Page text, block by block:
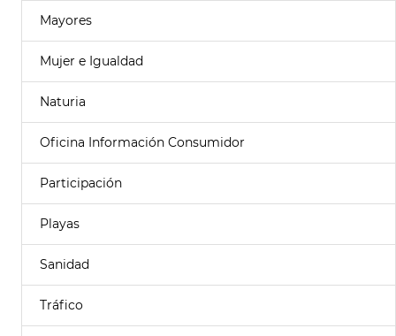
Mayores
Mujer e Igualdad
Naturia
Oficina Información Consumidor
Participación
Playas
Sanidad
Tráfico